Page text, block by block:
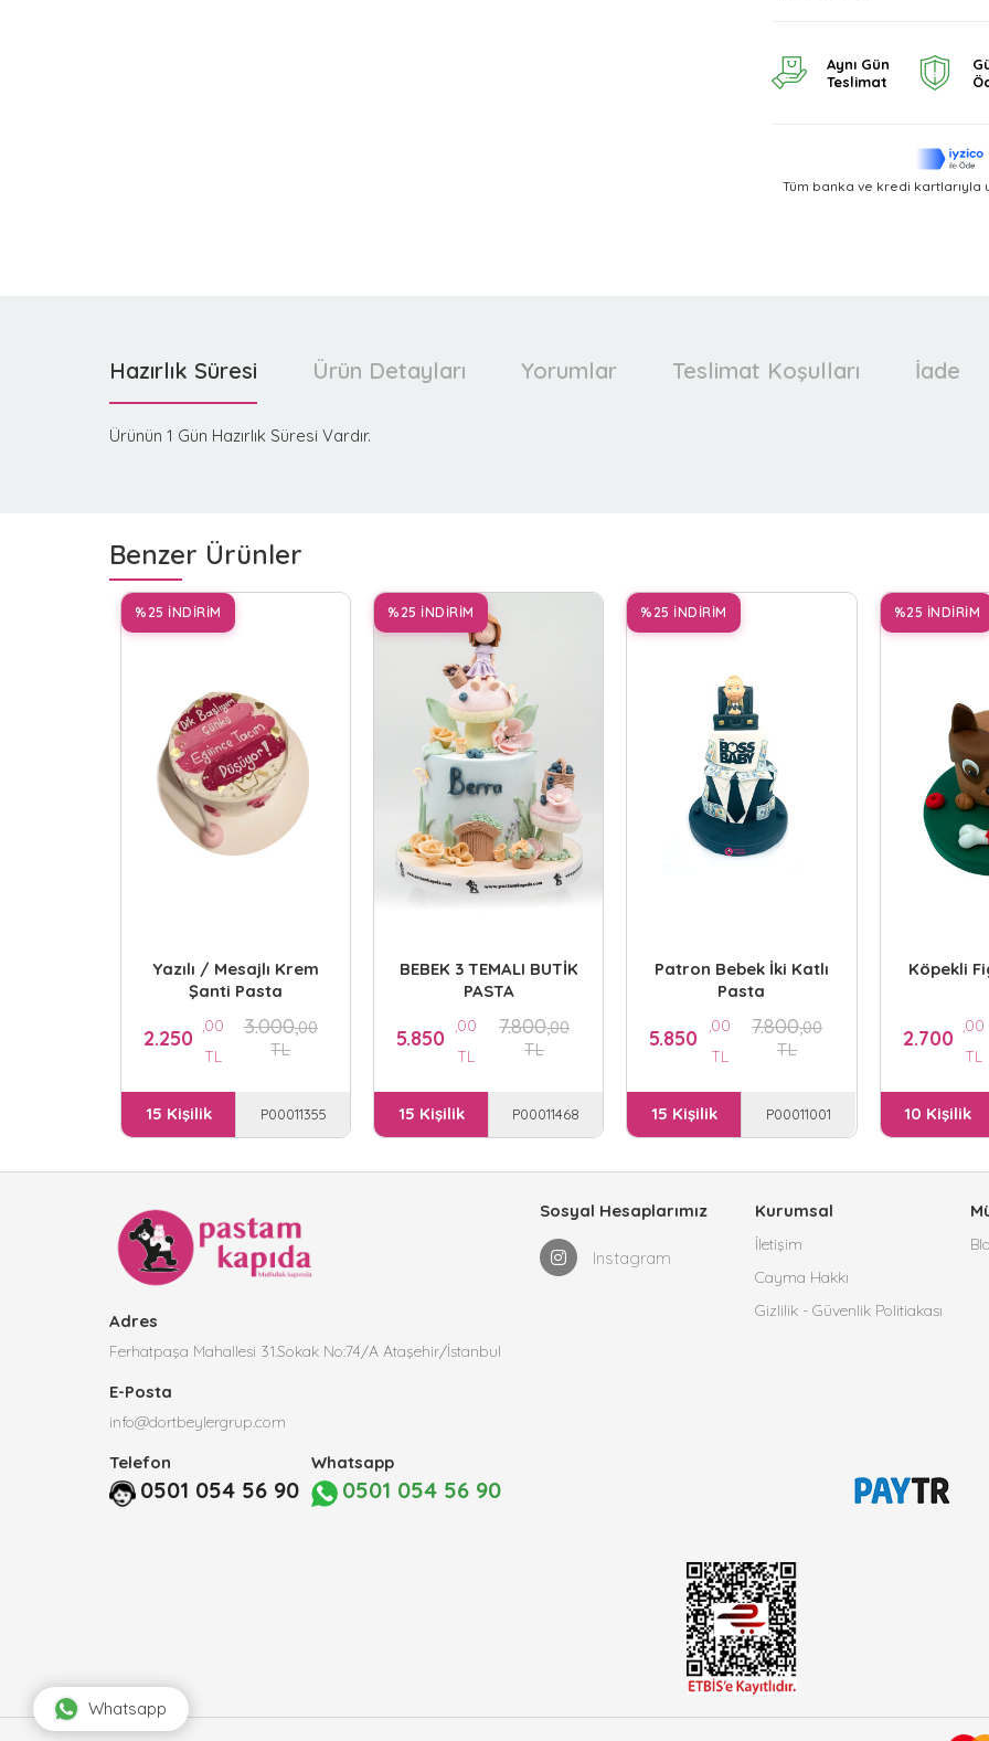
Aynı Gün
Teslimat
Tüm banka ve kredi kartlarıyla
Hazırlık Süresi Ürün Detayları Yorumlar Teslimat Koşulları İade
Ürünün 1 Gün Hazırlık Süresi Vardır.
Benzer Ürünler
%25 İNDİRİM
Yazılı / Mesajlı Krem
Şanti Pasta
2.250 ,00
TL
3.000,00
TL
15 Kişilik P00011355
%25 İNDİRİM
BEBEK 3 TEMALI BUTİK
PASTA
5.850 ,00
TL
7.800,00
TL
15 Kişilik P00011468
%25 İNDİRİM
Patron Bebek İki Katlı
Pasta
5.850 ,00
TL
7.800,00
TL
15 Kişilik P00011001
%25 İNDİRİM
Köpekli
2.700 ,00
TL
10 Kişilik
Adres
Ferhatpaşa Mahallesi 31.Sokak No:74/A Ataşehir/İstanbul
E-Posta
info@dortbeylergrup.com
Telefon
0501 054 56 90
Whatsapp
0501 054 56 90
Sosyal Hesaplarımız
Instagram
Kurumsal
İletişim
Cayma Hakkı
Gizlilik - Güvenlik Politiakası
Whatsapp